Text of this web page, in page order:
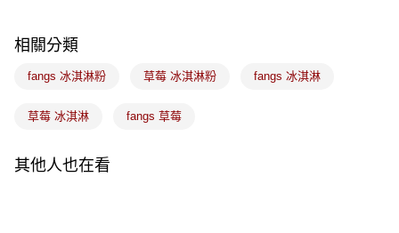
全盈+PAY
運送方式
每筆NT$100，滿NT$1,500(含以上)免運費
相關分類
fangs 冰淇淋粉 草莓 冰淇淋粉 fangs 冰淇淋
草莓 冰淇淋 fangs 草莓
其他人也在看